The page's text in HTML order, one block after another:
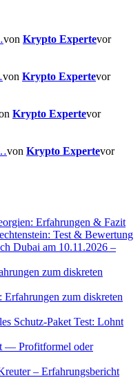
von Krypto Expertevor
von Krypto Expertevor
Krypto Expertevor
von Krypto Expertevor
Erfahrungen & Fazit
Test & Bewertung
Dubai am 10.11.2026 –
zum diskreten
zum diskreten
Schutz-Paket Test: Lohnt
— Profitformel oder
– Erfahrungsbericht